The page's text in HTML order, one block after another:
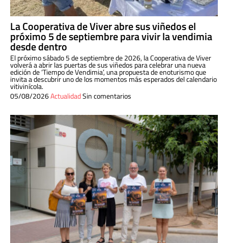
La Cooperativa de Viver abre sus viñedos el
próximo 5 de septiembre para vivir la vendimia
desde dentro
El próximo sábado 5 de septiembre de 2026, la Cooperativa de Viver
volverá a abrir las puertas de sus viñedos para celebrar una nueva
edición de ‘Tiempo de Vendimia’, una propuesta de enoturismo que
invita a descubrir uno de los momentos más esperados del calendario
vitivinícola.
05/08/2026ActualidadSin comentarios